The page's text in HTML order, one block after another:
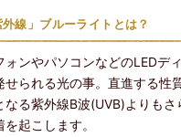
外線」ブルーライトとは？
ォンやパソコンなどのLEDデ
せられる光の事。直進する性
なる紫外線B波(UVB)よりも
起こします。